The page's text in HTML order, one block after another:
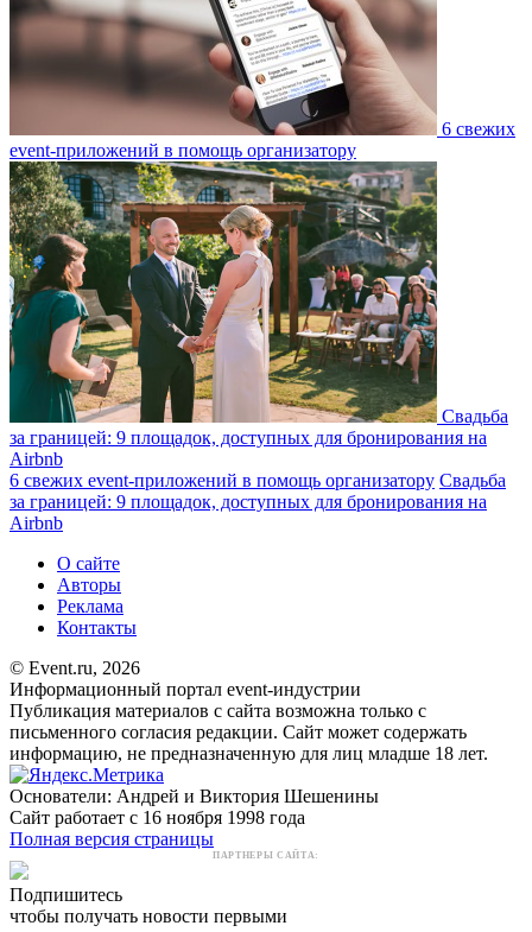
6 свежих
event-приложений в помощь организатору
Свадьба
за границей: 9 площадок, доступных для бронирования на
Airbnb
6 свежих event-приложений в помощь организатору Свадьба
за границей: 9 площадок, доступных для бронирования на
Airbnb
О сайте
Авторы
Реклама
Контакты
© Event.ru, 2026
Информационный портал event-индустрии
Публикация материалов с сайта возможна только с
письменного согласия редакции. Сайт может содержать
информацию, не предназначенную для лиц младше 18 лет.
Основатели: Андрей и Виктория Шешенины
Сайт работает с 16 ноября 1998 года
Полная версия страницы
ПАРТНЕРЫ САЙТА:
Подпишитесь
чтобы получать новости первыми